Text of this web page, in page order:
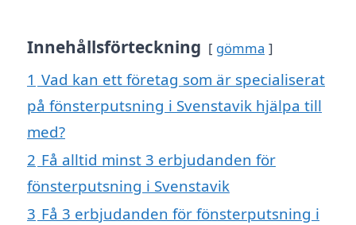
Innehållsförteckning gömma
1 Vad kan ett företag som är specialiserat
på fönsterputsning i Svenstavik hjälpa till
med?
2 Få alltid minst 3 erbjudanden för
fönsterputsning i Svenstavik
3 Få 3 erbjudanden för fönsterputsning i